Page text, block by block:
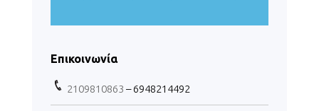
Επικοινωνία
2109810863 – 6948214492